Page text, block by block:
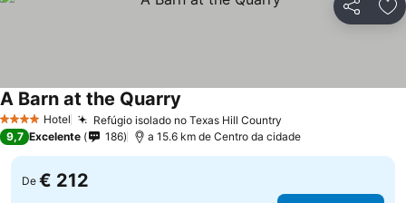
Partilhar
4 EstrelasHotel Refúgio isolado no Texas Hill Country
A Barn at the Quarry
9,7 Excelente 186 a 15.6 km de Centro da cidade
De € 212